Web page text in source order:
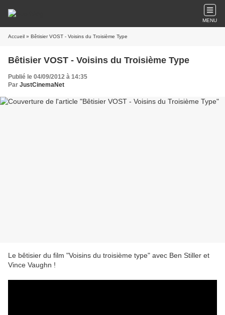
MENU
Accueil » Bêtisier VOST - Voisins du Troisième Type
Bêtisier VOST - Voisins du Troisième Type
Publié le 04/09/2012 à 14:35
Par JustCinemaNet
Le bêtisier du film "Voisins du troisième type" avec Ben Stiller et
Vince Vaughn !